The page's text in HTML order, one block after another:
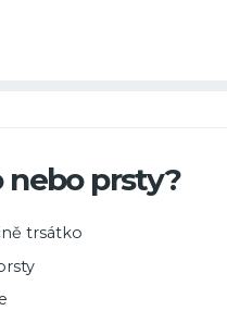
nebo prsty?
trsátko